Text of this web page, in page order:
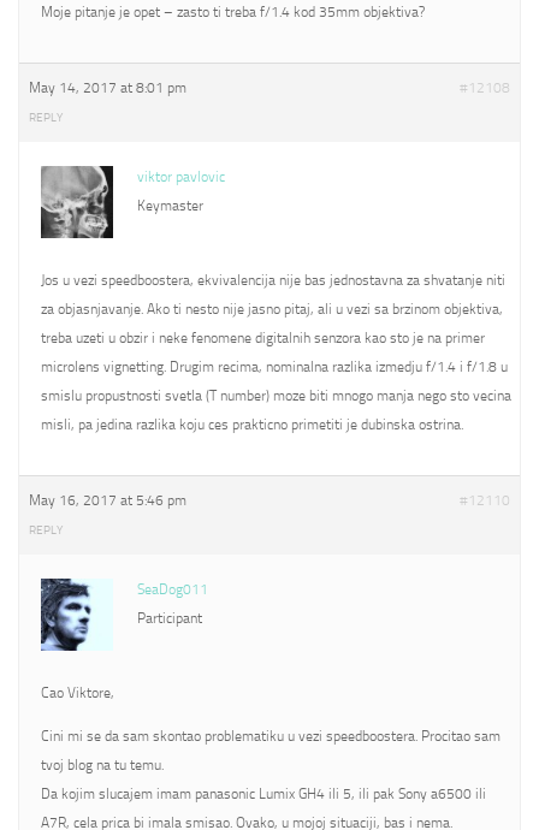
Moje pitanje je opet – zasto ti treba f/1.4 kod 35mm objektiva?
May 14, 2017 at 8:01 pm #12108
REPLY
viktor pavlovic
Keymaster
Jos u vezi speedboostera, ekvivalencija nije bas jednostavna za shvatanje niti
za objasnjavanje. Ako ti nesto nije jasno pitaj, ali u vezi sa brzinom objektiva,
treba uzeti u obzir i neke fenomene digitalnih senzora kao sto je na primer
microlens vignetting. Drugim recima, nominalna razlika izmedju f/1.4 i f/1.8 u
smislu propustnosti svetla (T number) moze biti mnogo manja nego sto vecina
misli, pa jedina razlika koju ces prakticno primetiti je dubinska ostrina.
May 16, 2017 at 5:46 pm #12110
REPLY
SeaDog011
Participant
Cao Viktore,
Cini mi se da sam skontao problematiku u vezi speedboostera. Procitao sam
tvoj blog na tu temu.
Da kojim slucajem imam panasonic Lumix GH4 ili 5, ili pak Sony a6500 ili
A7R, cela prica bi imala smisao. Ovako, u mojoj situaciji, bas i nema.